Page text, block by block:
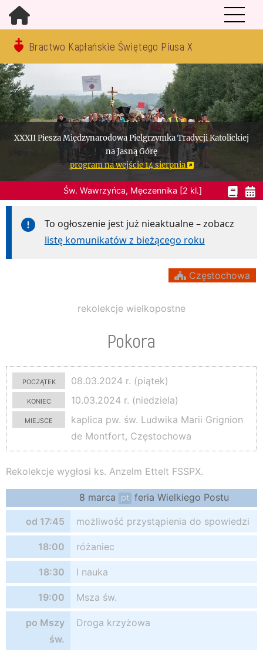
Bractwo Kapłańskie Świętego Piusa X
XXXII Piesza Międzynarodowa Pielgrzymka Tradycji Katolickiej
na Jasną Górę
program na wejście 14 sierpnia
Św. Wawrzyńca, Męczennika [2 kl.]
To ogłoszenie jest już nieaktualne – zobacz
listę komunikatów z bieżącego roku
Częstochowa
rekolekcje wielkopostne
Pokora
początek
08.03.2024 r. (piątek)
koniec
10.03.2024 r. (niedziela)
miejsce
kaplica pw. św. Ludwika Marii Grignion
de Montfort, Częstochowa
Rekolekcje wygłosi ks. Anzelm Ettelt FSSPX.
8 marca pt feria Wielkiego Postu
od 17:45 możliwość przystąpienia do spowiedzi
18:00 różaniec
18:30 I nauka
19:00 Msza św.
po Mszy
św.
Droga krzyżowa